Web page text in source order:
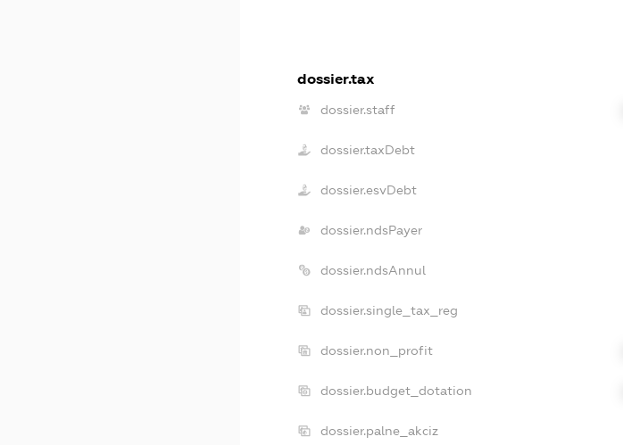
dossier.tax
dossier.staff
dossier.taxDebt
dossier.esvDebt
dossier.ndsPayer
dossier.ndsAnnul
dossier.single_tax_reg
dossier.non_profit
dossier.budget_dotation
dossier.palne_akciz